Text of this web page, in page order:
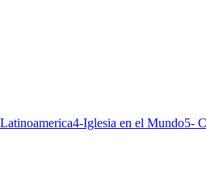
4-Iglesia en el Mundo5-